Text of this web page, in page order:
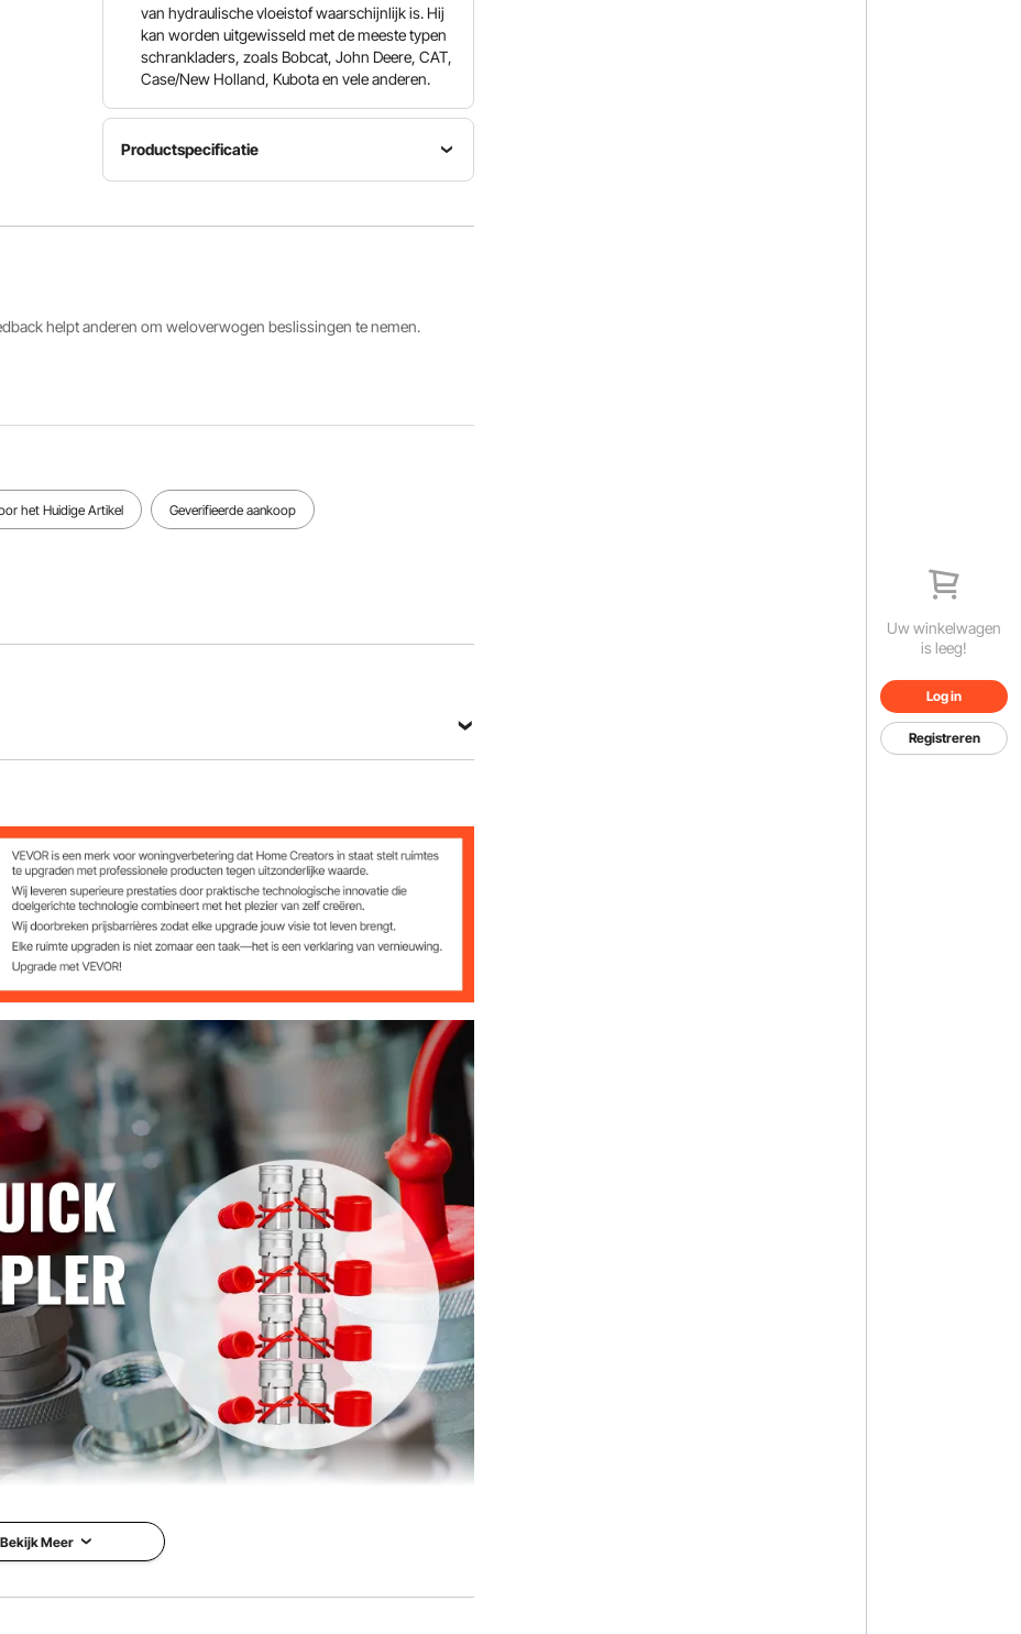
Uw winkelwagen
is leeg!
Log in
Registreren
van hydraulische vloeistof waarschijnlijk is. Hij
kan worden uitgewisseld met de meeste typen
schrankladers, zoals Bobcat, John Deere, CAT,
Case/New Holland, Kubota en vele anderen.
Productspecificatie
3/4"
aad
Nominale
Nominale
106 l/min
Bekijk alle specificaties
helpt anderen om weloverwogen beslissingen te nemen.
het Huidige Artikel Geverifieerde aankoop
Bekijk Meer